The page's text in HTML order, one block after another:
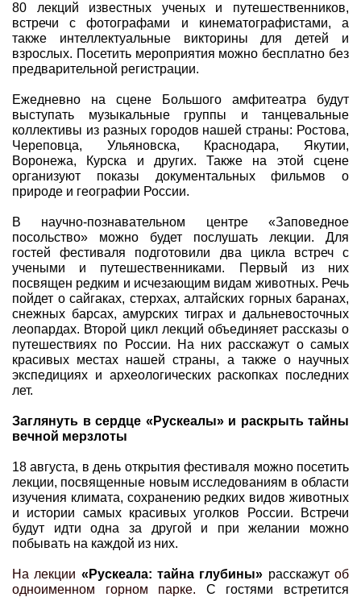
80 лекций известных ученых и путешественников,
встречи с фотографами и кинематографистами, а
также интеллектуальные викторины для детей и
взрослых. Посетить мероприятия можно бесплатно без
предварительной регистрации.
Ежедневно на сцене Большого амфитеатра будут
выступать музыкальные группы и танцевальные
коллективы из разных городов нашей страны: Ростова,
Череповца, Ульяновска, Краснодара, Якутии,
Воронежа, Курска и других. Также на этой сцене
организуют показы документальных фильмов о
природе и географии России.
В научно-познавательном центре «Заповедное
посольство» можно будет послушать лекции. Для
гостей фестиваля подготовили два цикла встреч с
учеными и путешественниками. Первый из них
посвящен редким и исчезающим видам животных. Речь
пойдет о сайгаках, стерхах, алтайских горных баранах,
снежных барсах, амурских тиграх и дальневосточных
леопардах. Второй цикл лекций объединяет рассказы о
путешествиях по России. На них расскажут о самых
красивых местах нашей страны, а также о научных
экспедициях и археологических раскопках последних
лет.
Заглянуть в сердце «Рускеалы» и раскрыть тайны
вечной мерзлоты
18 августа, в день открытия фестиваля можно посетить
лекции, посвященные новым исследованиям в области
изучения климата, сохранению редких видов животных
и истории самых красивых уголков России. Встречи
будут идти одна за другой и при желании можно
побывать на каждой из них.
На лекции «Рускеала: тайна глубины» расскажутоб
одноименном горном парке. С гостями встретится